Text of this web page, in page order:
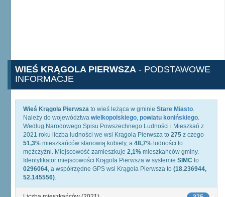
WIEŚ KRĄGOLA PIERWSZA - PODSTAWOWE
INFORMACJE
Wieś Krągola Pierwsza to wieś leżąca w gminie Stare Miasto.
Należy do województwa wielkopolskiego, powiatu konińskiego.
Według Narodowego Spisu Powszechnego Ludności i Mieszkań z
2021 roku liczba ludności we wsi Krągola Pierwsza to 275 z czego
51,3% mieszkańców stanowią kobiety, a 48,7% ludności to
mężczyźni. Miejscowość zamieszkuje 2,1% mieszkańców gminy.
Identyfikator miejscowości Krągola Pierwsza w systemie SIMC to
0296064, a współrzędne GPS wsi Krągola Pierwsza to (18.236944,
52.145556).